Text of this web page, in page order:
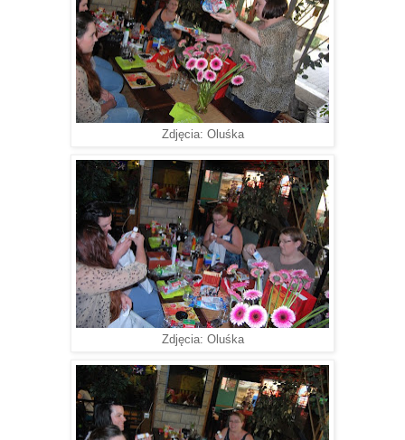
Zdjęcia: Oluśka
Zdjęcia: Oluśka